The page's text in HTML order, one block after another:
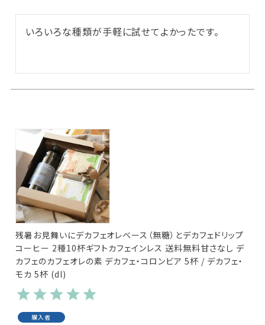
いろいろな種類が手軽に試せてよかったです。
残暑お見舞いにデカフェオレベース（無糖）とデカフェドリップ
コーヒー 2種10杯ギフトカフェインレス 送料無料甘さなし デ
カフェのカフェオレの素 デカフェ・コロンビア 5杯 / デカフェ・
モカ 5杯 (dl)
購入者